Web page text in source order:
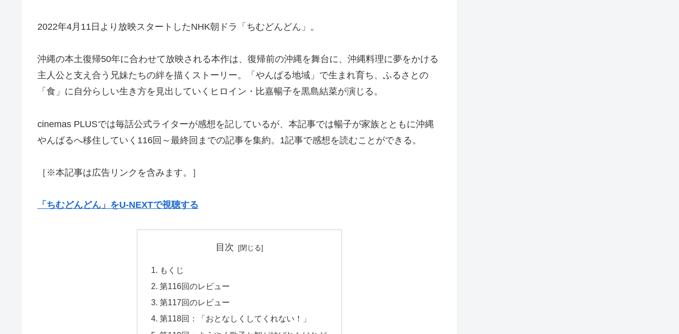
2022年4月11日より放映スタートしたNHK朝ドラ「ちむどんどん」。
沖縄の本土復帰50年に合わせて放映される本作は、復帰前の沖縄を舞台に、沖縄料理に夢をかける
主人公と支え合う兄妹たちの絆を描くストーリー。「やんばる地域」で生まれ育ち、ふるさとの
「食」に自分らしい生き方を見出していくヒロイン・比嘉暢子を黒島結菜が演じる。
cinemas PLUSでは毎話公式ライターが感想を記しているが、本記事では暢子が家族とともに沖縄
やんばるへ移住していく116回～最終回までの記事を集約。1記事で感想を読むことができる。
［※本記事は広告リンクを含みます。］
「ちむどんどん」をU-NEXTで視聴する
目次
もくじ
第116回のレビュー
第117回のレビュー
第118回：「おとなしくしてくれない！」